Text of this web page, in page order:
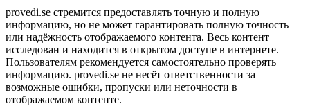
provedi.se стремится предоставлять точную и полную
информацию, но не может гарантировать полную точность
или надёжность отображаемого контента. Весь контент
исследован и находится в открытом доступе в интернете.
Пользователям рекомендуется самостоятельно проверять
информацию. provedi.se не несёт ответственности за
возможные ошибки, пропуски или неточности в
отображаемом контенте.